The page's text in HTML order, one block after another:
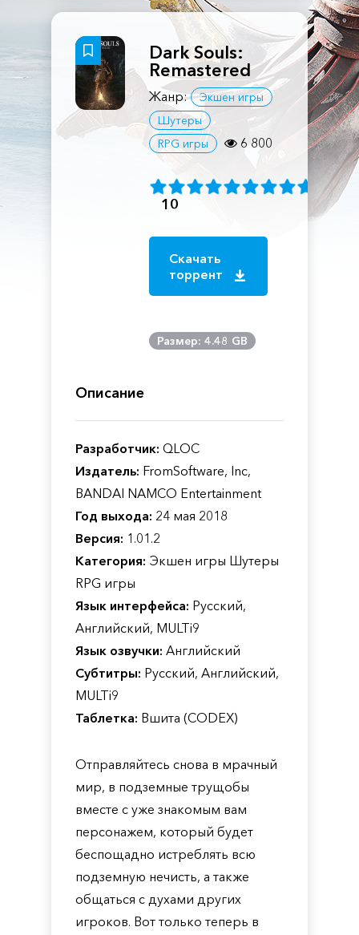
Dark Souls:
Remastered
Жанр:
Экшен игры
Шутеры
RPG игры
6 800
10
Скачать
торрент
Размер: 4.48 GB
Описание
Разработчик: QLOC
Издатель: FromSoftware, Inc,
BANDAI NAMCO Entertainment
Год выхода: 24 мая 2018
Версия: 1.01.2
Категория: Экшен игры Шутеры
RPG игры
Язык интерфейса: Русский,
Английский, MULTi9
Язык озвучки: Английский
Субтитры: Русский, Английский,
MULTi9
Таблетка: Вшита (CODEX)
Отправляйтесь снова в мрачный
мир, в подземные трущобы
вместе с уже знакомым вам
персонажем, который будет
беспощадно истреблять всю
подземную нечисть, а также
общаться с духами других
игроков. Вот только теперь в